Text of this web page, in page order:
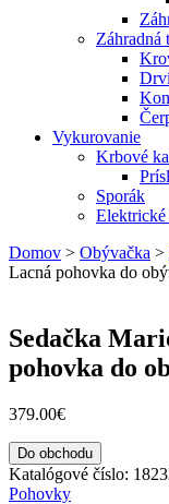
Záhradná
Vykurovanie
Krbové
Sporák
Domov > Obývačka >
Lacná pohovka do
Sedačka
pohovka do
379.00€
Do obchodu
Katalógové číslo:
Pohovky